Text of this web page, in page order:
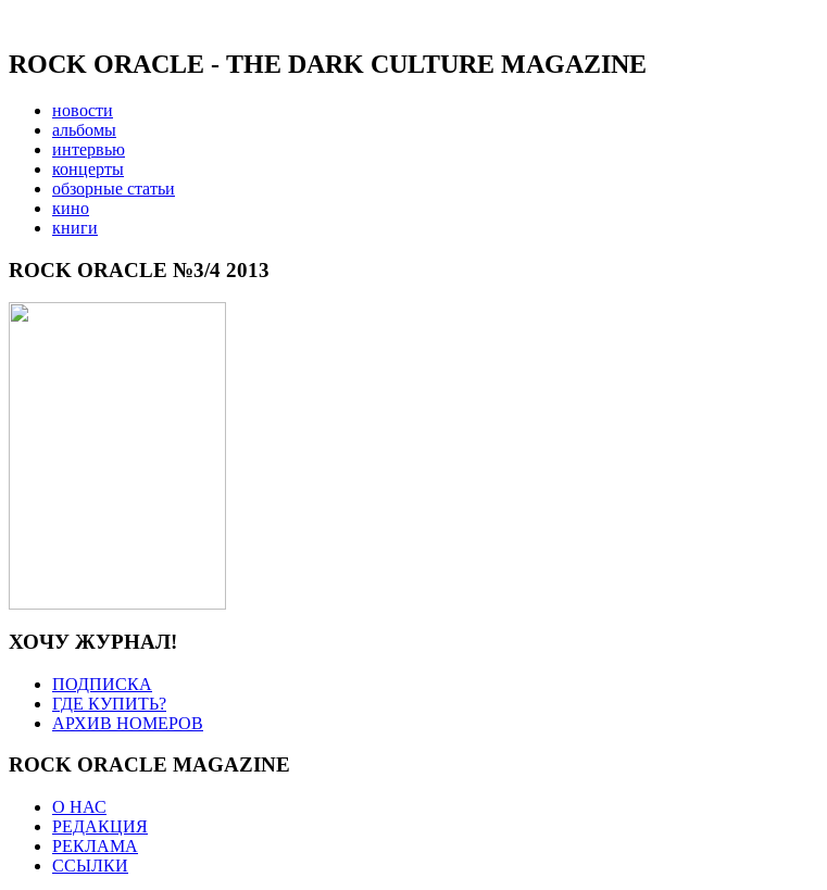
ROCK ORACLE - THE DARK CULTURE MAGAZINE
новости
альбомы
интервью
концерты
обзорные статьи
кино
книги
ROCK ORACLE №3/4 2013
ХОЧУ ЖУРНАЛ!
ПОДПИСКА
ГДЕ КУПИТЬ?
АРХИВ НОМЕРОВ
ROCK ORACLE MAGAZINE
О НАС
РЕДАКЦИЯ
РЕКЛАМА
ССЫЛКИ